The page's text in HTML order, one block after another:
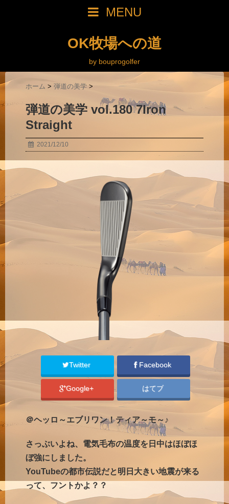
MENU
OK牧場への道
by bouprogolfer
ホーム > 弾道の美学 >
弾道の美学 vol.180 7Iron
Straight
2021/12/10
Twitter Facebook
Google+ はてブ
＠ヘッロ～エブリワン！ティア～モ～♪
さっぶいよね、電気毛布の温度を日中はほぼほ
ぼ強にしました。
YouTubeの都市伝説だと明日大きい地震が来る
って、フントかよ？？